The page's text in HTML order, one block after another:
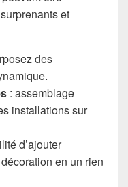
et
des
: assemblage
installations sur
d’ajouter
en un rien